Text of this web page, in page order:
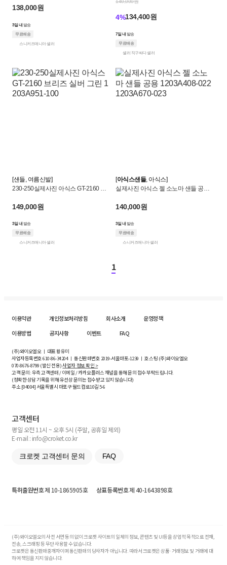
138,000원
3일 내 발송
무료배송
스니커즈매니아 셀러
140,000원
4%134,400원
7일 내 발송
무료배송
셀러 직구싸다 셀러
[샌들, 여름신발]
230-250실제사진 아식스 GT-2160 브
149,000원
3일 내 발송
무료배송
스니커즈매니아 셀러
[아식스샌들, 아식스]
실제사진 아식스 젤 소노마 샌들 공용 1
140,000원
3일 내 발송
무료배송
스니커즈매니아 셀러
1
이용약관 개인정보처리방침 회사소개
운영정책
이용방법
공지사항 이벤트 FAQ
(주)와이오엘오 ㅣ 대표 황유미
사업자등록번호610-86-34204ㅣ 통신판매번호 2019-서울마포-1239 ㅣ 호스팅 (주)와이오엘오
070-8676-8799 (발신 전용)사업자 정보 확인 >
고객 문의: 우측 고객센터 / 이메일 / 카카오플러스 채널을 통해 문의 접수 부탁드립니다.
(정확한 상담 기록을 위해 유선상 문의는 접수받고 있지 않습니다)
주소 [04004] 서울특별시 마포구 월드컵로10길5-6
고객센터
평일 오전 11시 ~ 오후 5시 (주말, 공휴일 제외)
E-mail : info@croket.co.kr
크로켓 고객센터 문의 FAQ
특허출원번호제 10-1865905호 상표등록번호제 40-1643898호
(주)와이오엘오의 사전 서면 동의 없이 크로켓 사이트의 일체의 정보, 콘텐츠 및 UI등을 상업적 목적으로 전재,
전송, 스크래핑 등 무단 사용할 수 없습니다.
크로켓은 통신판매중개자이며 통신판매의 당사자가 아닙니다. 따라서 크로켓은 상품·거래정보 및 거래에 대
하여 책임을 지지 않습니다.